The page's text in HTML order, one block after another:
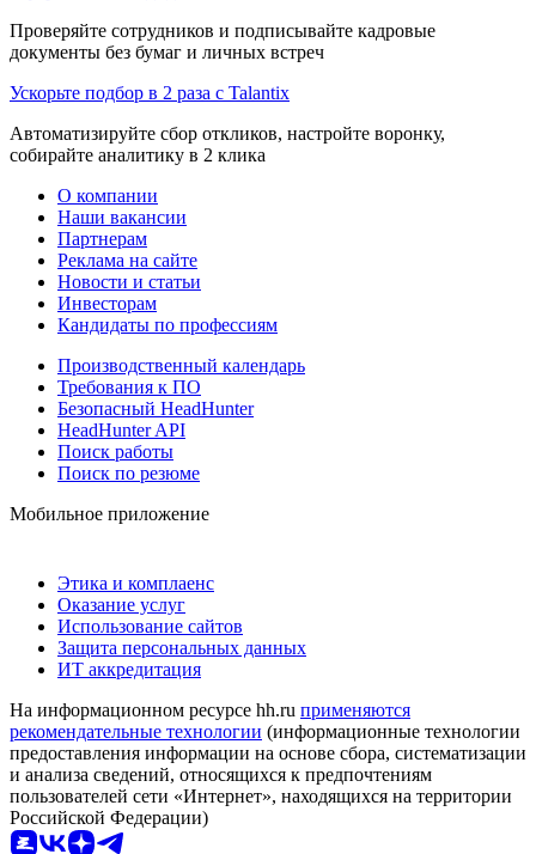
Проверяйте сотрудников и подписывайте кадровые
документы без бумаг и личных встреч
Ускорьте подбор в 2 раза с Talantix
Автоматизируйте сбор откликов, настройте воронку,
собирайте аналитику в 2 клика
О компании
Наши вакансии
Партнерам
Реклама на сайте
Новости и статьи
Инвесторам
Кандидаты по профессиям
Производственный календарь
Требования к ПО
Безопасный HeadHunter
HeadHunter API
Поиск работы
Поиск по резюме
Мобильное приложение
Этика и комплаенс
Оказание услуг
Использование сайтов
Защита персональных данных
ИТ аккредитация
На информационном ресурсе hh.ru применяются
рекомендательные технологии (информационные технологии
предоставления информации на основе сбора, систематизации
и анализа сведений, относящихся к предпочтениям
пользователей сети «Интернет», находящихся на территории
Российской Федерации)